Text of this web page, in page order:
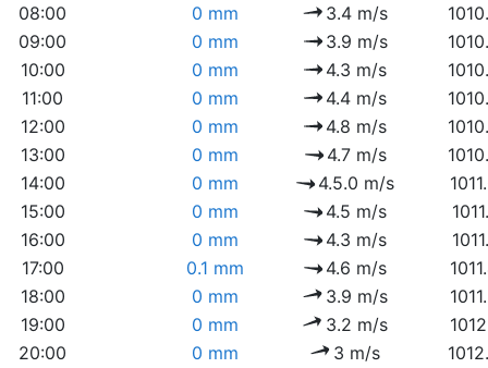
08:00
0 mm 3.4 m/s
09:00
0 mm 3.9 m/s
10:00
0 mm 4.3 m/s
11:00
0 mm 4.4 m/s
12:00
0 mm 4.8 m/s
13:00
0 mm 4.7 m/s
14:00
0 mm 4.5.0 m/s
15:00
0 mm 4.5 m/s
16:00
0 mm 4.3 m/s
17:00
0.1 mm 4.6 m/s
18:00
0 mm 3.9 m/s
19:00
0 mm 3.2 m/s
20:00
0 mm 3 m/s